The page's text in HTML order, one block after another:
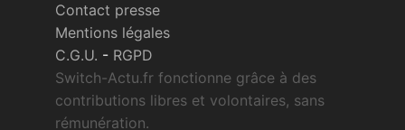
Contact presse
Mentions légales
C.G.U. - RGPD
Switch-Actu.fr fonctionne grâce à des
contributions libres et volontaires, sans
rémunération.